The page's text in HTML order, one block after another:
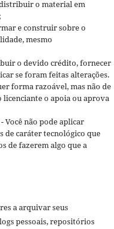
o material em
e construir sobre o
mesmo
o devido crédito, fornecer
se foram feitas alterações.
forma razoável, mas não de
o apoia ou aprova
Você não pode aplicar
de caráter tecnológico que
de fazerem algo que a
a arquivar seus
pessoais, repositórios